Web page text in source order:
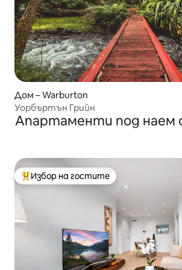
Дом – Warburton
Уорбъртън Грийн
Апартаменти под наем
Най-популярен избор на гостите
Избор на гостите